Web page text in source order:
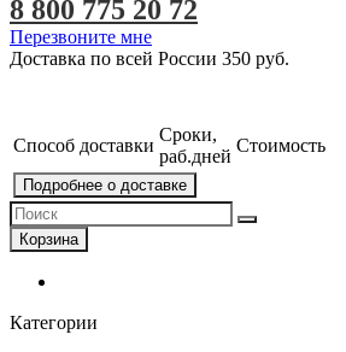
8 800 775 20 72
Перезвоните мне
Доставка по всей России 350 руб.
Способ доставки
Сроки,
раб.дней
Стоимость
Подробнее о доставке
Корзина
Категории